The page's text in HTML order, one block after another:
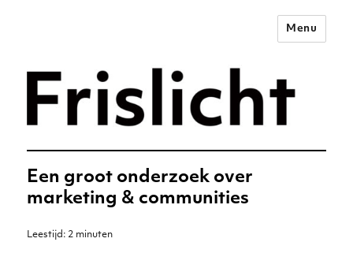
Merkstrategie voor het
digitale tijdperk –
Frislicht
Menu
Een groot onderzoek over
marketing & communities
Leestijd: 2 minuten